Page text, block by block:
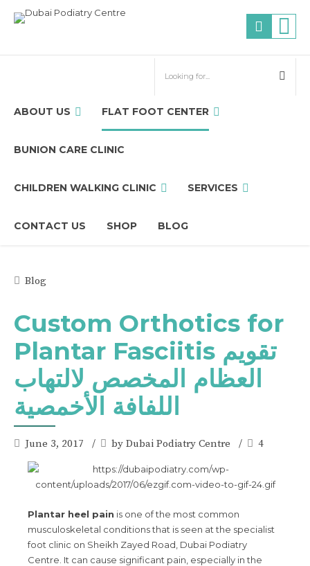
ABOUT US FLAT FOOT CENTER
BUNION CARE CLINIC
CHILDREN WALKING CLINIC SERVICES
CONTACT US SHOP BLOG
Blog
Custom Orthotics for
Plantar Fasciitis تقويم
العظام المخصص لالتهاب
اللفافة الأخمصية
June 3, 2017 by Dubai Podiatry Centre 4
Plantar heel pain is one of the most common
musculoskeletal conditions that is seen at the specialist
foot clinic on Sheikh Zayed Road, Dubai Podiatry
Centre. It can cause significant pain, especially in the